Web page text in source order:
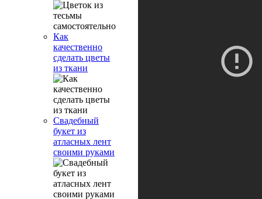
Как
качественно
сделать цветы
из ткани
Свадебный
букет из
атласных лент
своими руками